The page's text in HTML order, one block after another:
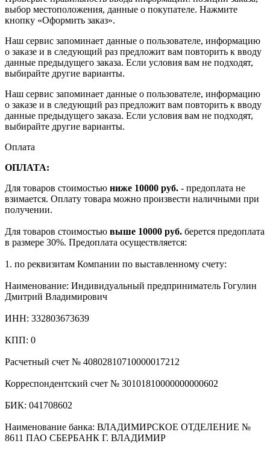
выбор местоположения, данные о покупателе. Нажмите
кнопку «Оформить заказ».
Наш сервис запоминает данные о пользователе, информацию
о заказе и в следующий раз предложит вам повторить к вводу
данные предыдущего заказа. Если условия вам не подходят,
выбирайте другие варианты.
Наш сервис запоминает данные о пользователе, информацию
о заказе и в следующий раз предложит вам повторить к вводу
данные предыдущего заказа. Если условия вам не подходят,
выбирайте другие варианты.
Оплата
ОПЛАТА:
Для товаров стоимостью ниже 10000 руб. - предоплата не
взимается. Оплату товара можно произвести наличными при
получении.
Для товаров стоимостью выше 10000 руб. берется предоплата
в размере 30%. Предоплата осуществляется:
1. по реквизитам Компании по выставленному счету:
Наименование: Индивидуальный предприниматель Гогулин
Дмитрий Владимирович
ИНН: 332803673639
КПП: 0
Расчетный счет № 40802810710000017212
Корреспондентский счет № 30101810000000000602
БИК: 041708602
Наименование банка: ВЛАДИМИРСКОЕ ОТДЕЛЕНИЕ №
8611 ПАО СБЕРБАНК Г. ВЛАДИМИР